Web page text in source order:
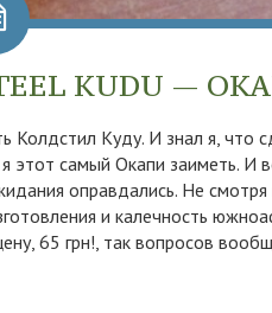
KUDU —
Колдстил Куду. И знал я, что
самый Окапи заиметь. И
оправдались. Не смотря
и калечность
65 грн!, так вопросов